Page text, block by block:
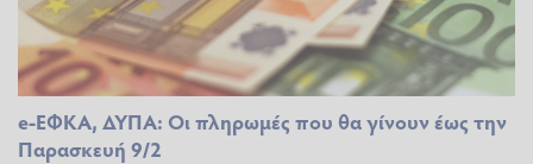
e-ΕΦΚΑ, ΔΥΠΑ: Οι πληρωμές που θα γίνουν έως την
Παρασκευή 9/2